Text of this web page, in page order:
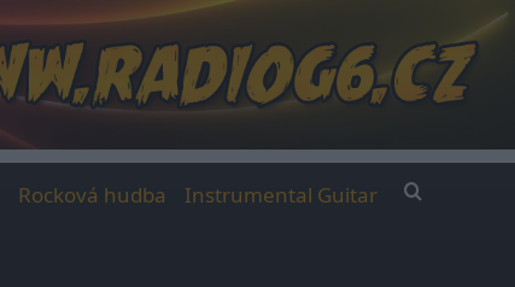
Rocková hudba Instrumental Guitar